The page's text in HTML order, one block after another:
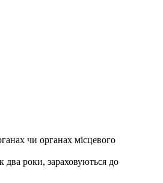
чи органах місцевого
два роки, зараховуються до